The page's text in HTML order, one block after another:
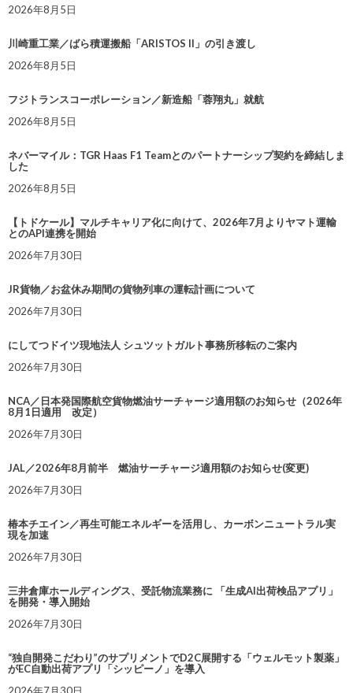
2026年8月5日
川崎重工業／ばら積運搬船「ARISTOS II」の引き渡し
2026年8月5日
フジトランスコーポレーション／新造船「蓉翔丸」就航
2026年8月5日
ネバーマイル：TGR Haas F1 Teamとのパートナーシップ契約を締結しま
した
2026年8月5日
【トドケール】マルチキャリア化に向けて、2026年7月よりヤマト運輸
とのAPI連携を開始
2026年7月30日
JR貨物／お盆休み期間の貨物列車の運転計画について
2026年7月30日
にしてつドイツ現地法人 シュツットガルト事務所移転のご案内
2026年7月30日
NCA／日本発国際航空貨物燃油サーチャージ適用額のお知らせ（2026年
8月1日適用 改定）
2026年7月30日
JAL／2026年8月前半 燃油サーチャージ適用額のお知らせ(変更)
2026年7月30日
椿本チエイン／再生可能エネルギーを活用し、カーボンニュートラル実
現を加速
2026年7月30日
三井倉庫ホールディングス、受託物流業務に 「生成AI出荷検品アプリ」
を開発・導入開始
2026年7月30日
“独自開発こだわり”のサプリメントでD2C展開する「ウェルモット製薬」
がEC自動出荷アプリ「シッピーノ」を導入
2026年7月30日